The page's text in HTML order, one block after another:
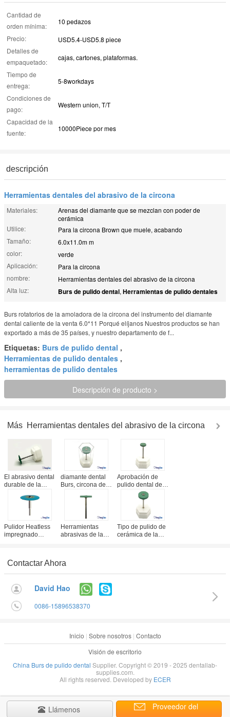
Cantidad de
orden mínima:
10 pedazos
Precio:
USD5.4-USD5.8 piece
Detalles de
empaquetado:
cajas, cartones, plataformas.
Tiempo de
entrega:
5-8workdays
Condiciones de
pago:
Western union, T/T
Capacidad de la
fuente:
10000Piece por mes
descripción
Herramientas dentales del abrasivo de la circona
Materiales:
Arenas del diamante que se mezclan con poder de
cerámica
Utilice:
Para la circona Brown que muele, acabando
Tamaño:
6.0x11.0m m
color:
verde
Aplicación:
Para la circona
nombre:
Herramientas dentales del abrasivo de la circona
Alta luz:
Burs de pulido dental, Herramientas de pulido dentales
Burs rotatorios de la amoladora de la circona del instrumento del diamante
dental caliente de la venta 6.0*11 Porqué elíjanos Nuestros productos se han
exportado a más de 35 países, y nuestro departamento de f...
Etiquetas: Burs de pulido dental ,
Herramientas de pulido dentales ,
herramientas de pulido dentales
Descripción de producto >
Más Herramientas dentales del abrasivo de la circona
El abrasivo dental
durable de la
amoladora de
cerámica/Burs de
la circona de los
abrasivos del
diamante
diamante dental
Burs, circona de
tamaño de
22x4.0m m del
diamante que
muele la oficina
Aprobación de
pulido dental del
CE ISO de la
oficina del
diamante de la
circona de la
rueda de las
herramientas de
la dureza fuerte
Pulidor Heatless
impregnado
caña de HP sin la
refrigeración por
Herramientas
abrasivas de la
cerámica de
Turbo de la
Tipo de pulido de
cerámica de la
prueba de calor
Contactar Ahora
David Hao
0086-15896538370
Inicio | Sobre nosotros| Contacto
Visión de escritorio
China Burs de pulido dental Supplier. Copyright © 2019 - 2025 dentallab-
supplies.com.
All rights reserved. Developed by ECER
Llámenos
Proveedor del